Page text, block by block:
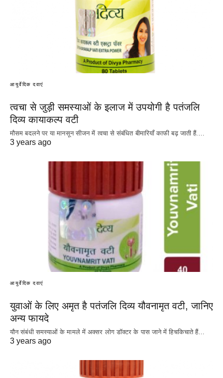
आयुर्वेदिक दवाएं
त्वचा से जुड़ी समस्याओं के इलाज में उपयोगी है पतंजलि
दिव्य कायाकल्प वटी
मौसम बदलने पर या मानसून सीजन में त्वचा से संबंधित बीमारियाँ काफी बढ़ जाती हैं.…
3 years ago
आयुर्वेदिक दवाएं
युवाओं के लिए अमृत है पतंजलि दिव्य यौवनामृत वटी, जानिए
अन्य फायदे
यौन संबंधी समस्याओं के मामले में अक्सर लोग डॉक्टर के पास जाने में हिचकिचाते हैं…
3 years ago